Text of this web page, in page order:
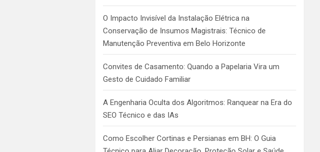
O Impacto Invisível da Instalação Elétrica na
Conservação de Insumos Magistrais: Técnico de
Manutenção Preventiva em Belo Horizonte
Convites de Casamento: Quando a Papelaria Vira um
Gesto de Cuidado Familiar
A Engenharia Oculta dos Algoritmos: Ranquear na Era do
SEO Técnico e das IAs
Como Escolher Cortinas e Persianas em BH: O Guia